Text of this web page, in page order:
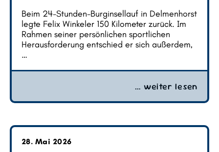
Beim 24-Stunden-Burginsellauf in Delmenhorst
legte Felix Winkeler 150 Kilometer zurück. Im
Rahmen seiner persönlichen sportlichen
Herausforderung entschied er sich außerdem,
…
… weiter lesen
28. Mai 2026